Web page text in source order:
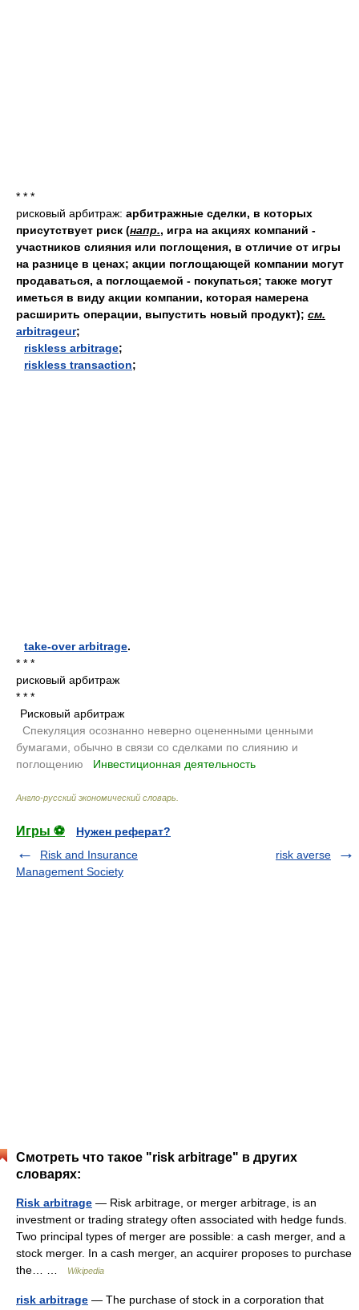
* * *
рисковый арбитраж: арбитражные сделки, в которых
присутствует риск (напр., игра на акциях компаний -
участников слияния или поглощения, в отличие от игры
на разнице в ценах; акции поглощающей компании могут
продаваться, а поглощаемой - покупаться; также могут
иметься в виду акции компании, которая намерена
расширить операции, выпустить новый продукт); см.
arbitrageur;
riskless arbitrage;
riskless transaction;
take-over arbitrage.
* * *
рисковый арбитраж
* * *
Рисковый арбитраж
Спекуляция осознанно неверно оцененными ценными
бумагами, обычно в связи со сделками по слиянию и
поглощению
Инвестиционная деятельность
Англо-русский экономический словарь
Игры ⚽
Нужен реферат?
Risk and Insurance
Management Society
risk averse
Смотреть что такое "risk arbitrage" в других
словарях:
Risk arbitrage — Risk arbitrage, or merger arbitrage, is an
investment or trading strategy often associated with hedge funds.
Two principal types of merger are possible: a cash merger, and a
stock merger. In a cash merger, an acquirer proposes to purchase
the… …
Wikipedia
risk arbitrage — The purchase of stock in a corporation that